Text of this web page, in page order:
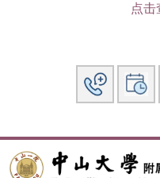
医学院及康奈尔大学医学
（1）儿童肾移植、无缺血
（3）急慢性排斥反应的发
细胞的免疫学功能
点击